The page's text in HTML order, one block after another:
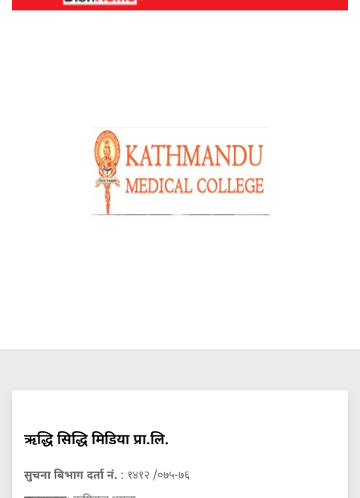
ऋद्धि सिद्धि मिडिया प्रा.लि.
सुचना बिभाग दर्ता नं. : १४१२ /०७५-७६